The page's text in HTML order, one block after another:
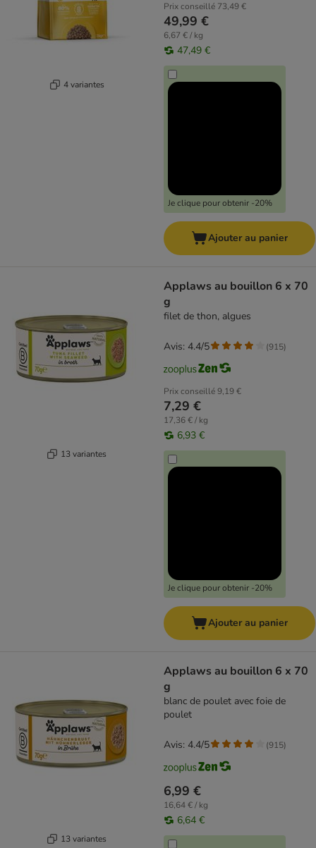
4 variantes
Prix conseillé 73,49 €
49,99 €
6,67 € / kg
47,49 €
Je clique pour obtenir -20%
Ajouter au panier
13 variantes
Applaws au bouillon 6 x 70
g
filet de thon, algues
Prix conseillé9,19 €
7,29 €
17,36 € / kg
6,93 €
Je clique pour obtenir -20%
Avis: 4.4/5 (915)
Ajouter au panier
13 variantes
Applaws au bouillon 6 x 70
g
blanc de poulet avec foie de
poulet
6,99 €
16,64 € / kg
6,64 €
Avis: 4.4/5 (915)